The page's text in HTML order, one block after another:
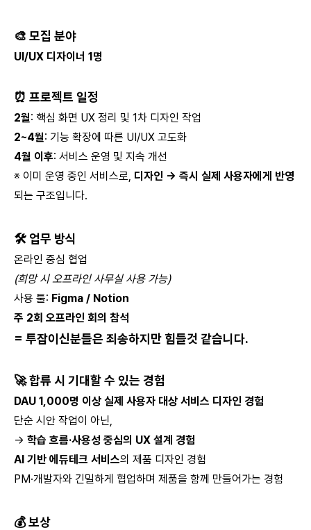
🎨 모집 분야
UI/UX 디자이너 1명
⏰ 프로젝트 일정
2월: 핵심 화면 UX 정리 및 1차 디자인 작업
2~4월: 기능 확장에 따른 UI/UX 고도화
4월 이후: 서비스 운영 및 지속 개선
※ 이미 운영 중인 서비스로, 디자인 → 즉시 실제 사용자에게 반영
되는 구조입니다.
🛠 업무 방식
온라인 중심 협업
(희망 시 오프라인 사무실 사용 가능)
사용 툴: Figma / Notion
주 2회 오프라인 회의 참석
= 투잡이신분들은 죄송하지만 힘들것 같습니다.
🚀 합류 시 기대할 수 있는 경험
DAU 1,000명 이상 실제 사용자 대상 서비스 디자인 경험
단순 시안 작업이 아닌,
→ 학습 흐름·사용성 중심의 UX 설계 경험
AI 기반 에듀테크 서비스의 제품 디자인 경험
PM·개발자와 긴밀하게 협업하며 제품을 함께 만들어가는 경험
💰 보상